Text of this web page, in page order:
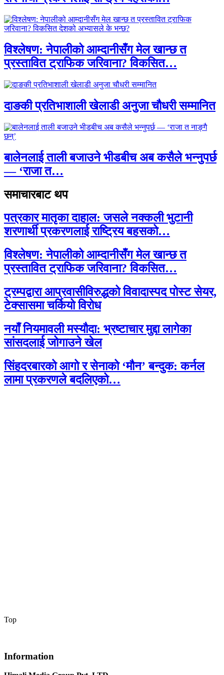
विश्लेषण: नेपालीको आम्दानीसँग मेल खान्छ त
प्रस्तावित ट्राफिक जरिवाना? विकसित…
दाङकी प्रतिभाशाली खेलाडी अनुजा चौधरी सम्मानित
बालेनलाई ताली बजाउने भीडबीच अब कसैले भन्नुपर्छ
— ‘राजा त…
समाचारबाट थप
पत्रकार मातृका दाहाल: जसले नक्कली भुटानी
शरणार्थी प्रकरणलाई राष्ट्रिय बहसको…
विश्लेषण: नेपालीको आम्दानीसँग मेल खान्छ त
प्रस्तावित ट्राफिक जरिवाना? विकसित…
ट्रम्पद्वारा आप्रवासीविरुद्धको विवादास्पद पोस्ट सेयर,
टेक्सासमा चर्कियो विरोध
नयाँ नियमावली मस्यौदा: भ्रष्टाचार मुद्दा लागेका
सांसदलाई जोगाउने खेल
सिंहदरबारको आगो र सेनाको ‘मौन’ बन्दुक: कर्नल
लामा प्रकरणले बदलिएको…
Top
Information